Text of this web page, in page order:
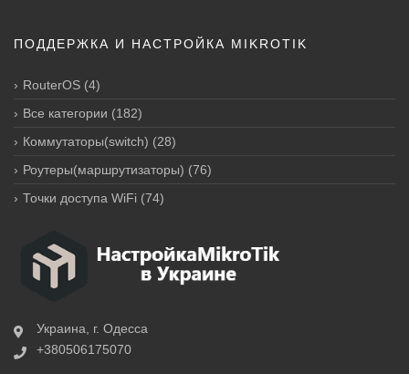
ПОДДЕРЖКА И НАСТРОЙКА MIKROTIK
RouterOS (4)
Все категории (182)
Коммутаторы(switch) (28)
Роутеры(маршрутизаторы) (76)
Точки доступа WiFi (74)
Украина, г. Одесса
+380506175070